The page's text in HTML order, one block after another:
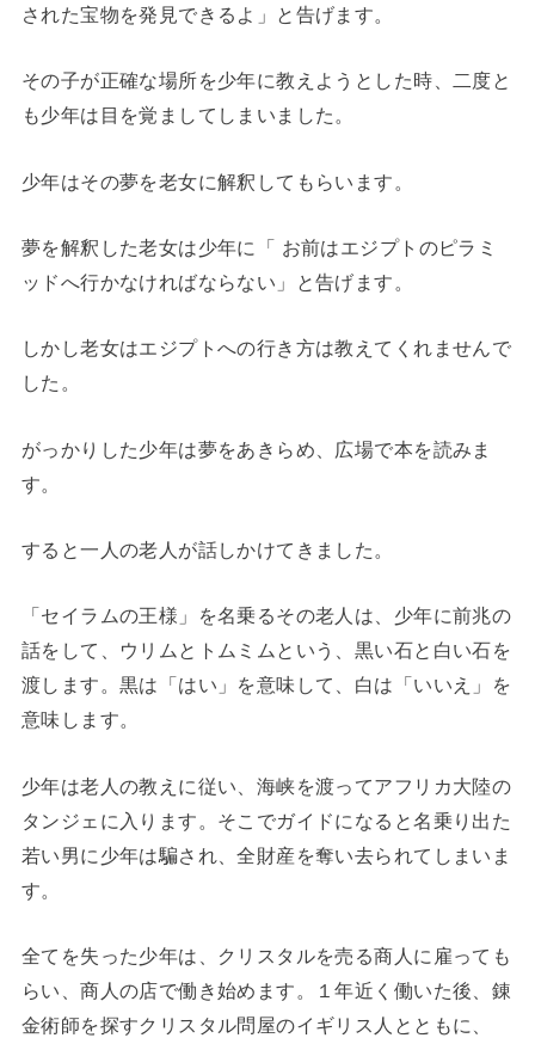
された宝物を発見できるよ」と告げます。
その子が正確な場所を少年に教えようとした時、二度と
も少年は目を覚ましてしまいました。
少年はその夢を老女に解釈してもらいます。
夢を解釈した老女は少年に「 お前はエジプトのピラミ
ッドへ行かなければならない」と告げます。
しかし老女はエジプトへの行き方は教えてくれませんで
した。
がっかりした少年は夢をあきらめ、広場で本を読みま
す。
すると一人の老人が話しかけてきました。
「セイラムの王様」を名乗るその老人は、少年に前兆の
話をして、ウリムとトムミムという、黒い石と白い石を
渡します。黒は「はい」を意味して、白は「いいえ」を
意味します。
少年は老人の教えに従い、海峡を渡ってアフリカ大陸の
タンジェに入ります。そこでガイドになると名乗り出た
若い男に少年は騙され、全財産を奪い去られてしまいま
す。
全てを失った少年は、クリスタルを売る商人に雇っても
らい、商人の店で働き始めます。１年近く働いた後、錬
金術師を探すクリスタル問屋のイギリス人とともに、